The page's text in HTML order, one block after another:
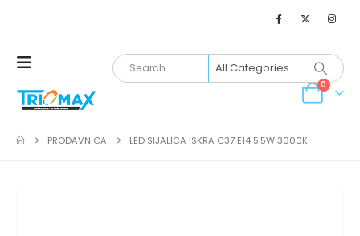
0
PRODAVNICA LED SIJALICA ISKRA C37 E14 5.5W 3000K